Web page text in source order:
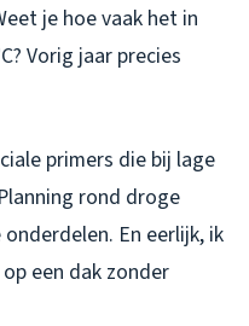
je hoe vaak het in
Vorig jaar precies
primers die bij lage
rond droge
En eerlijk, ik
op een dak zonder